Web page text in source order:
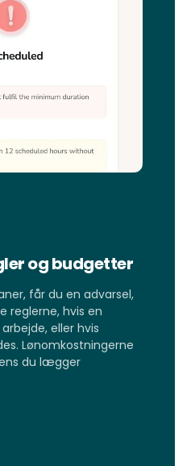
og budgetter
får du en advarsel,
reglerne, hvis en
eller hvis
Lønomkostningerne
du lægger